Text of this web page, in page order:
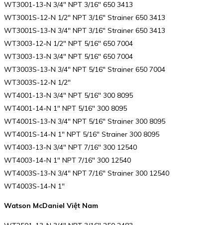
WT3001-13-N 3/4″ NPT 3/16″ 650 3413
WT3001S-12-N 1/2″ NPT 3/16″ Strainer 650 3413
WT3001S-13-N 3/4″ NPT 3/16″ Strainer 650 3413
WT3003-12-N 1/2″ NPT 5/16″ 650 7004
WT3003-13-N 3/4″ NPT 5/16″ 650 7004
WT3003S-13-N 3/4″ NPT 5/16″ Strainer 650 7004
WT3003S-12-N 1/2″
WT4001-13-N 3/4″ NPT 5/16″ 300 8095
WT4001-14-N 1″ NPT 5/16″ 300 8095
WT4001S-13-N 3/4″ NPT 5/16″ Strainer 300 8095
WT4001S-14-N 1″ NPT 5/16″ Strainer 300 8095
WT4003-13-N 3/4″ NPT 7/16″ 300 12540
WT4003-14-N 1″ NPT 7/16″ 300 12540
WT4003S-13-N 3/4″ NPT 7/16″ Strainer 300 12540
WT4003S-14-N 1″
Watson McDaniel Việt Nam